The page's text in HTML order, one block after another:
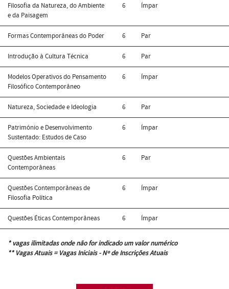
Filosofia da Natureza, do Ambiente
e da Paisagem
6 Ímpar
Formas Contemporâneas do Poder 6 Par
Introdução à Cultura Técnica 6 Par
Modelos Operativos do Pensamento
Filosófico Contemporâneo
6 Ímpar
Natureza, Sociedade e Ideologia 6 Par
Património e Desenvolvimento
Sustentado: Estudos de Caso
6 Ímpar
Questões Ambientais
Contemporâneas
6 Par
Questões Contemporâneas de
Filosofia Política
6 Ímpar
Questões Éticas Contemporâneas 6 Ímpar
* vagas ilimitadas onde não for indicado um valor numérico
** Vagas Atuais = Vagas Iniciais - Nº de Inscrições Atuais